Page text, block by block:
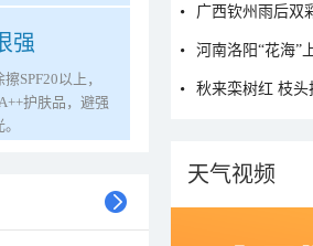
强
擦SPF20以上，
护肤品，避强
广西钦州雨后双
河南洛阳“花海”
秋来栾树红 枝头
天气视频